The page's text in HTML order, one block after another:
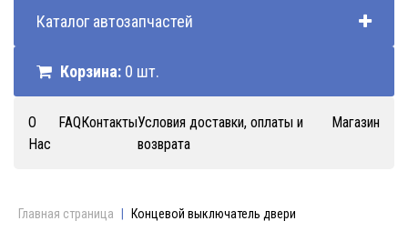
Каталог автозапчастей
Корзина: 0 шт.
О
Нас
FAQКонтактыУсловия доставки, оплаты и
возврата
Магазин
Главная страница Концевой выключатель двери